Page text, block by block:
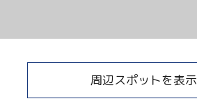
周辺スポットを表示
Copy URL